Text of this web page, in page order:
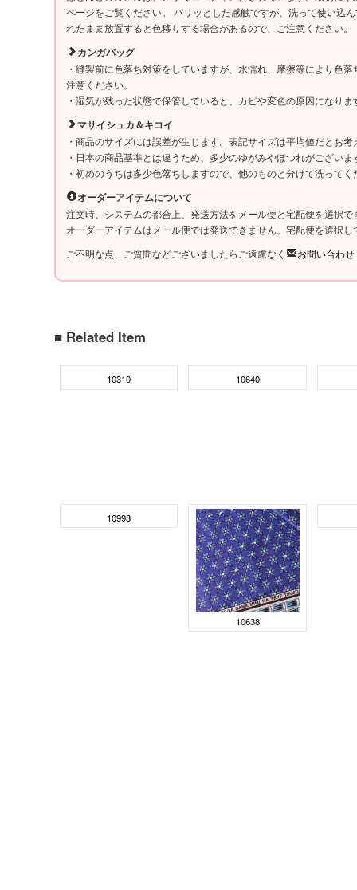
ページをご覧ください。 パリッとした感触ですが、洗って使い込
れたまま放置すると色移りする場合があるので、ご注意ください。
カンガバッグ
・縫製前に色落ち対策をしていますが、水濡れ、摩擦等により色
注意ください。
・湿気が残った状態で保管していると、カビや変色の原因になり
マサイシュカ＆キコイ
・商品のサイズには誤差が生じます。表記サイズは平均値だとお
・日本の商品基準とは違うため、多少のゆがみやほつれがございま
・初めのうちは多少色落ちしますので、他のものと分けて洗ってく
オーダーアイテムについて
注文時、システムの都合上、発送方法をメール便と宅配便を選択
オーダーアイテムはメール便では発送できません。宅配便を選択し
ご不明な点、ご質問などございましたらご遠慮なく
お問い合わせ
■ Related Item
10310 10640
10993
10638